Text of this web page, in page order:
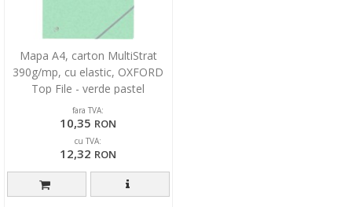
Mapa A4, carton MultiStrat
390g/mp, cu elastic, OXFORD
Top File - verde pastel
fara TVA:
10,35 RON
cu TVA:
12,32 RON